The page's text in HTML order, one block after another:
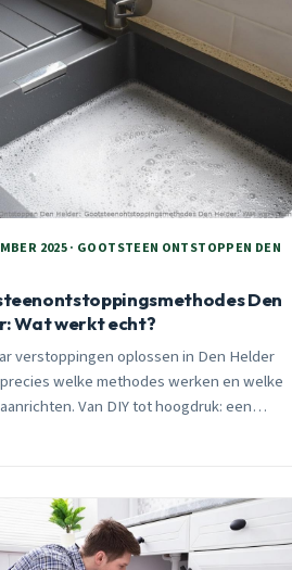
2025 · GOOTSTEEN ONTSTOPPEN DEN
Den
Wat werkt echt?
verstoppingen oplossen in Den Helder
welke methodes werken en welke
Van DIY tot hoogdruk: een